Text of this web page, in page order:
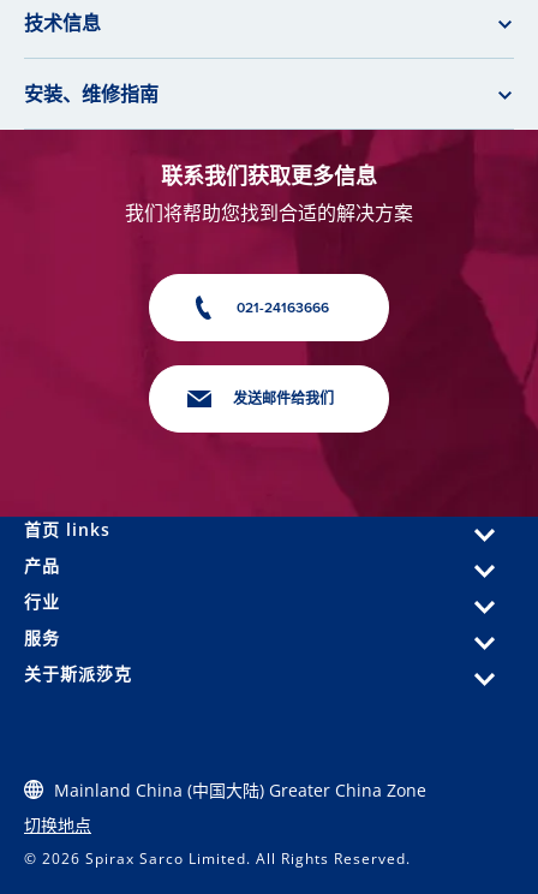
技术信息
安装、维修指南
联系我们获取更多信息
我们将帮助您找到合适的解决方案
021-24163666
发送邮件给我们
首页 links
产品
行业
服务
关于斯派莎克
Mainland China (中国大陆) Greater China Zone
切换地点
© 2026 Spirax Sarco Limited. All Rights Reserved.